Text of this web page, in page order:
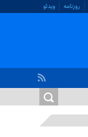
روزنامه ویدئو